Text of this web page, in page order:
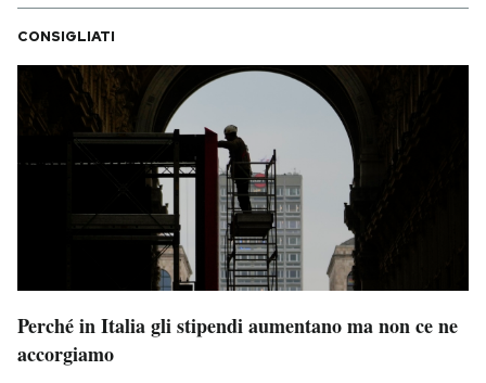
CONSIGLIATI
Perché in Italia gli stipendi aumentano ma non ce ne
accorgiamo